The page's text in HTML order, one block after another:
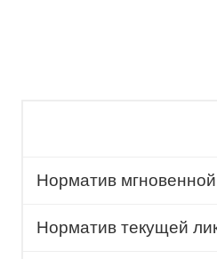
Норматив
Норматив текущей